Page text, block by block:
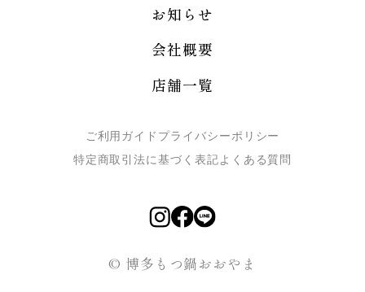
お知らせ
会社概要
店舗一覧
ご利用ガイド プライバシーポリシー
特定商取引法に基づく表記よくある質問
© 博多もつ鍋おおやま